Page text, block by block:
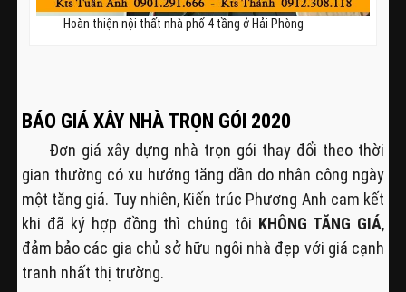
Hoàn thiện nội thất nhà phố 4 tầng ở Hải Phòng
BÁO GIÁ XÂY NHÀ TRỌN GÓI 2020
Đơn giá xây dựng nhà trọn gói thay đổi theo thời
gian thường có xu hướng tăng dần do nhân công ngày
một tăng giá. Tuy nhiên, Kiến trúc Phương Anh cam kết
khi đã ký hợp đồng thì chúng tôi KHÔNG TĂNG GIÁ,
đảm bảo các gia chủ sở hữu ngôi nhà đẹp với giá cạnh
tranh nhất thị trường.